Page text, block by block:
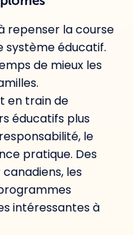
repenser la course
système éducatif.
de mieux les
en train de
éducatifs plus
le
pratique. Des
les
intéressantes à